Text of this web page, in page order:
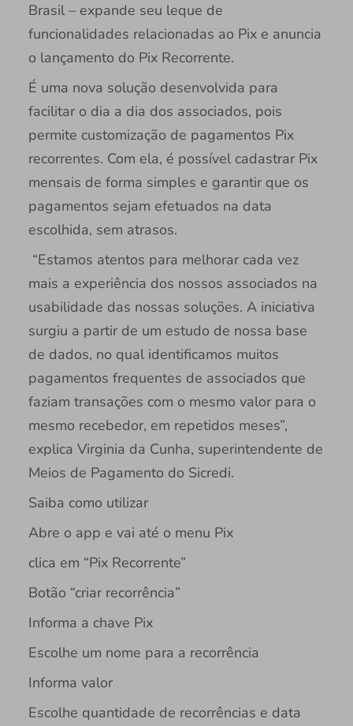
Brasil – expande seu leque de
funcionalidades relacionadas ao Pix e anuncia
o lançamento do Pix Recorrente.
É uma nova solução desenvolvida para
facilitar o dia a dia dos associados, pois
permite customização de pagamentos Pix
recorrentes. Com ela, é possível cadastrar Pix
mensais de forma simples e garantir que os
pagamentos sejam efetuados na data
escolhida, sem atrasos.
“Estamos atentos para melhorar cada vez
mais a experiência dos nossos associados na
usabilidade das nossas soluções. A iniciativa
surgiu a partir de um estudo de nossa base
de dados, no qual identificamos muitos
pagamentos frequentes de associados que
faziam transações com o mesmo valor para o
mesmo recebedor, em repetidos meses”,
explica Virginia da Cunha, superintendente de
Meios de Pagamento do Sicredi.
Saiba como utilizar
Abre o app e vai até o menu Pix
clica em “Pix Recorrente”
Botão “criar recorrência”
Informa a chave Pix
Escolhe um nome para a recorrência
Informa valor
Escolhe quantidade de recorrências e data